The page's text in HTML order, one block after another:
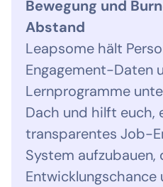
Bewegung und
Abstand
Leapsome hält
Engagement-Daten
Lernprogramme
Dach und hilft euch,
transparentes Job-
System aufzubauen,
Entwicklungschance